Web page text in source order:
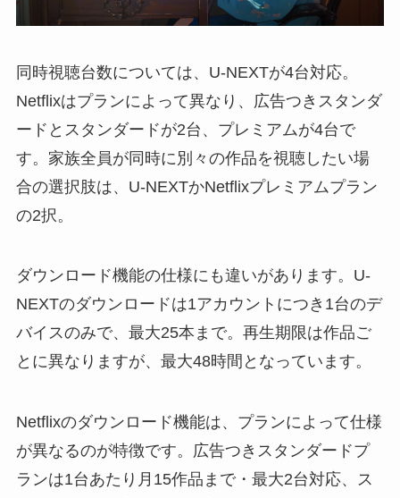
同時視聴台数については、U-NEXTが4台対応。
Netflixはプランによって異なり、広告つきスタンダ
ードとスタンダードが2台、プレミアムが4台で
す。家族全員が同時に別々の作品を視聴したい場
合の選択肢は、U-NEXTかNetflixプレミアムプラン
の2択。
ダウンロード機能の仕様にも違いがあります。U-
NEXTのダウンロードは1アカウントにつき1台のデ
バイスのみで、最大25本まで。再生期限は作品ご
とに異なりますが、最大48時間となっています。
Netflixのダウンロード機能は、プランによって仕様
が異なるのが特徴です。広告つきスタンダードプ
ランは1台あたり月15作品まで・最大2台対応、ス